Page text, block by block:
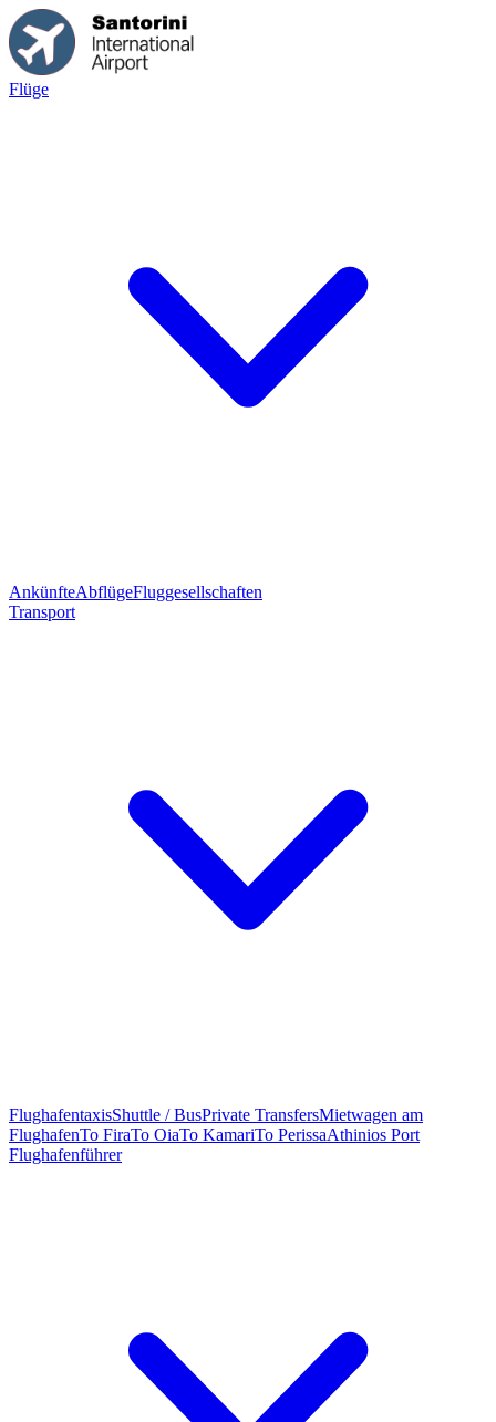
Flüge
AnkünfteAbflügeFluggesellschaften
Transport
FlughafentaxisShuttle / BusPrivate TransfersMietwagen am
FlughafenTo FiraTo OiaTo KamariTo PerissaAthinios Port
Flughafenführer